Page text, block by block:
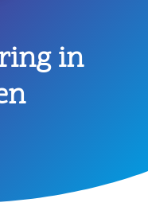
in